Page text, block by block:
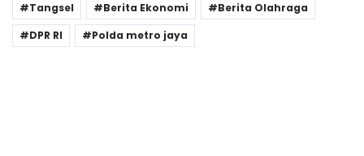
Tangsel
Berita Ekonomi
Berita Olahraga
DPR RI
Polda metro jaya